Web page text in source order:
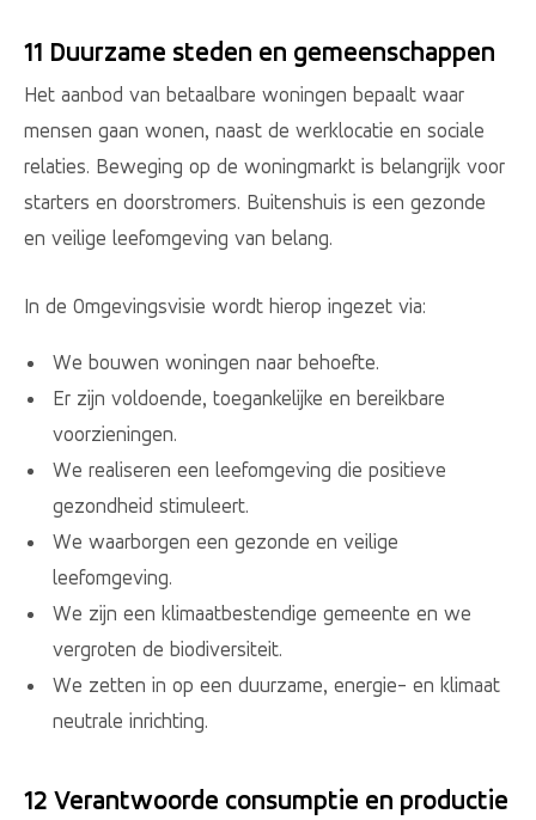
11 Duurzame steden en gemeenschappen
Het aanbod van betaalbare woningen bepaalt waar
mensen gaan wonen, naast de werklocatie en sociale
relaties. Beweging op de woningmarkt is belangrijk voor
starters en doorstromers. Buitenshuis is een gezonde
en veilige leefomgeving van belang.
In de Omgevingsvisie wordt hierop ingezet via:
We bouwen woningen naar behoefte.
Er zijn voldoende, toegankelijke en bereikbare
voorzieningen.
We realiseren een leefomgeving die positieve
gezondheid stimuleert.
We waarborgen een gezonde en veilige
leefomgeving.
We zijn een klimaatbestendige gemeente en we
vergroten de biodiversiteit.
We zetten in op een duurzame, energie- en klimaat
neutrale inrichting.
12 Verantwoorde consumptie en productie